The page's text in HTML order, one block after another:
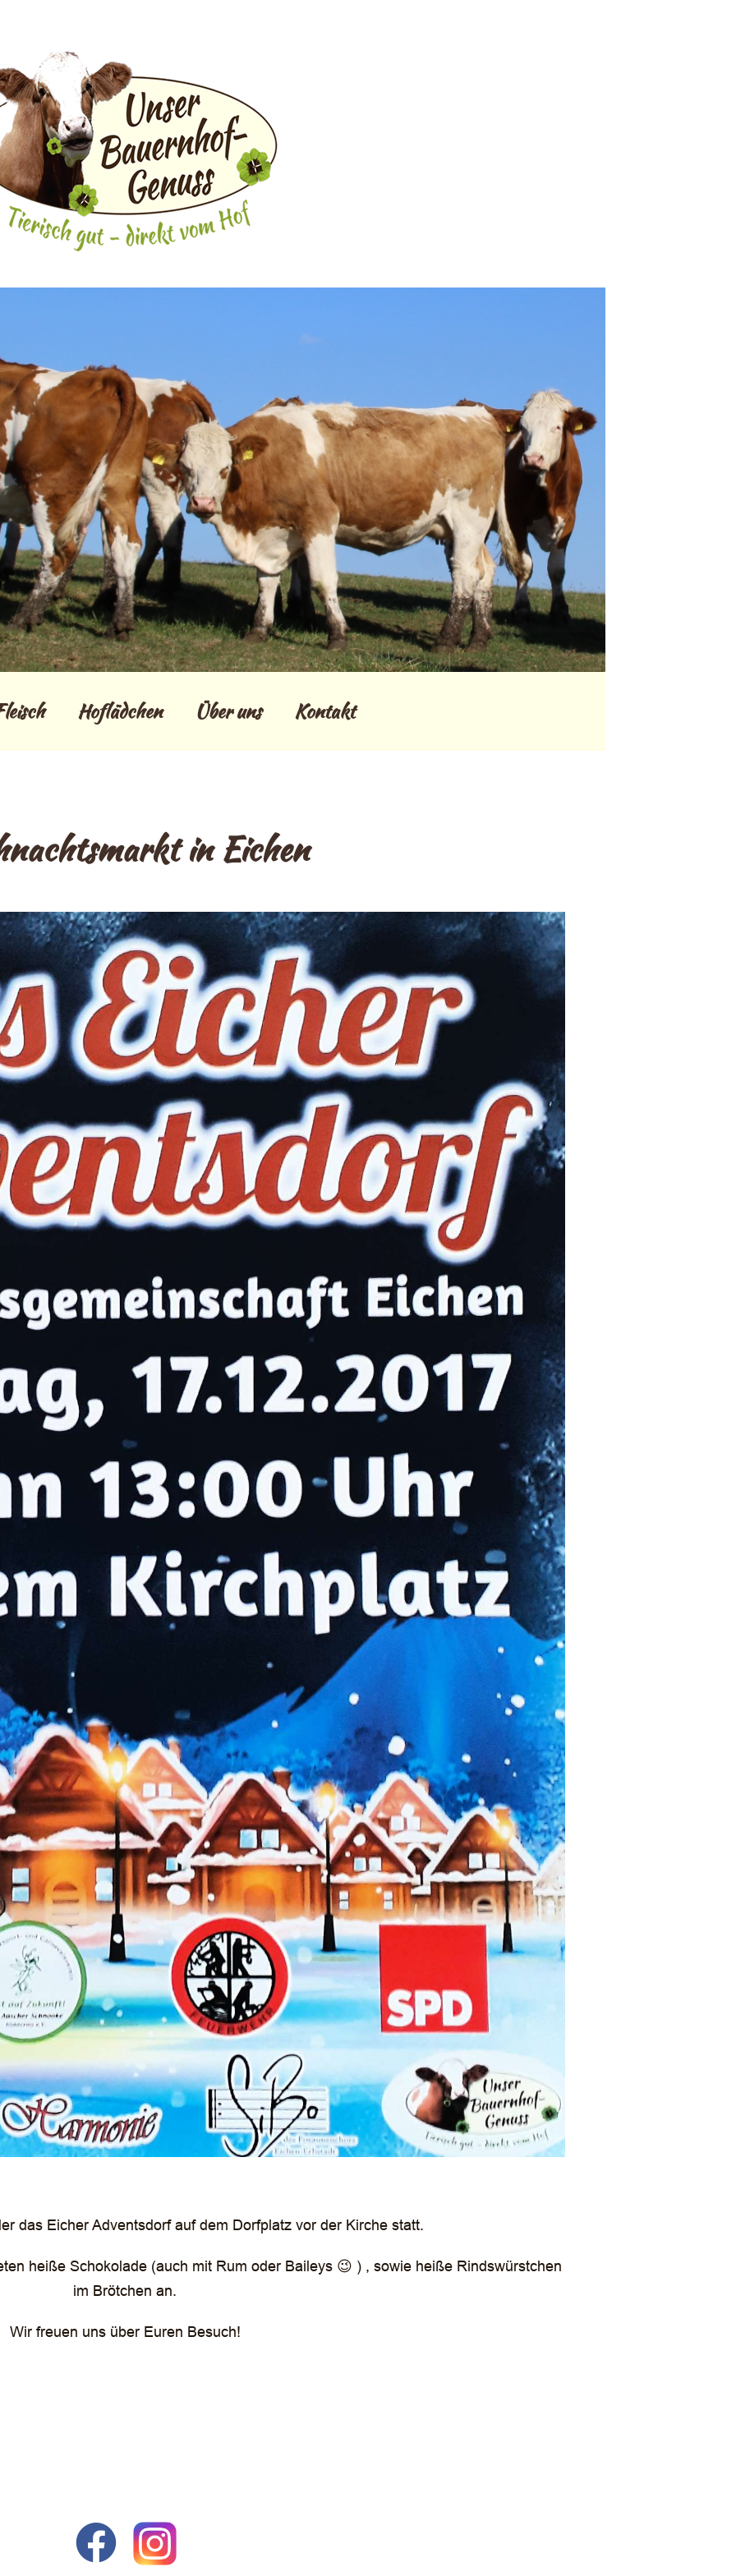
Hoflädchen Über uns Kontakt
in Eichen
das Eicher Adventsdorf auf dem Dorfplatz vor der Kirche statt.
heiße Schokolade (auch mit Rum oder Baileys 😉 ) , sowie heiße Rindswürstchen
im Brötchen an.
Wir freuen uns über Euren Besuch!